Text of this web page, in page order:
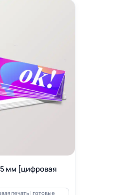
мм [цифровая
печать | готовые